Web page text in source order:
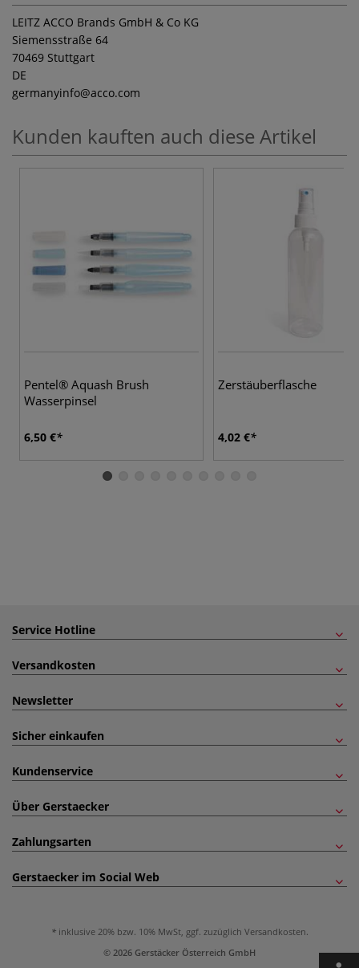
LEITZ ACCO Brands GmbH & Co KG
Siemensstraße 64
70469 Stuttgart
DE
germanyinfo@acco.com
Kunden kauften auch diese Artikel
Pentel® Aquash Brush
Wasserpinsel
6,50 €
Zerstäuberflasche
4,02 €
Service Hotline
Versandkosten
Newsletter
Sicher einkaufen
Kundenservice
Über Gerstaecker
Zahlungsarten
Gerstaecker im Social Web
inklusive 20% bzw. 10% MwSt, ggf. zuzüglich Versandkosten.
© 2026 Gerstäcker Österreich GmbH